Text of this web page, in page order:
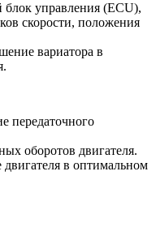
блок управления (ECU),
скорости, положения
вариатора в
передаточного
оборотов двигателя.
двигателя в оптимальном